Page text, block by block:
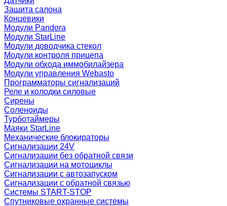
Защита салона
Концевики
Модули Pandora
Модули StarLine
Модули доводчика стекол
Модули контроля прицепа
Модули обхода иммобилайзера
Модули управления Webasto
Программаторы сигнализаций
Реле и колодки силовые
Сирены
Соленоиды
Турботаймеры
Маяки StarLine
Механические блокираторы
Сигнализации 24V
Сигнализации без обратной связи
Сигнализации на мотоциклы
Сигнализации с автозапуском
Сигнализации с обратной связью
Системы START-STOP
Спутниковые охранные системы